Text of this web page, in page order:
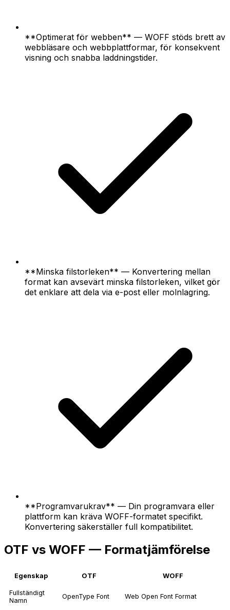
**Optimerat för webben** — WOFF stöds brett av
webbläsare och webbplattformar, för konsekvent
visning och snabba laddningstider.
**Minska filstorleken** — Konvertering mellan
format kan avsevärt minska filstorleken, vilket gör
det enklare att dela via e-post eller molnlagring.
**Programvarukrav** — Din programvara eller
plattform kan kräva WOFF-formatet specifikt.
Konvertering säkerställer full kompatibilitet.
OTF vs WOFF — Formatjämförelse
Egenskap OTF WOFF
Fullständigt
Namn
OpenType Font Web Open Font Format